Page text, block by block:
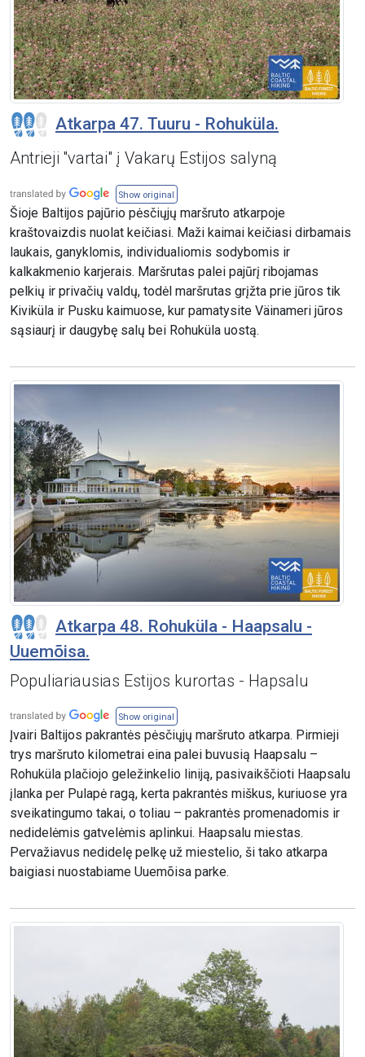
Atkarpa 47. Tuuru - Rohuküla.
Antrieji ''vartai" į Vakarų Estijos salyną
Show original
Šioje Baltijos pajūrio pėsčiųjų maršruto atkarpoje
kraštovaizdis nuolat keičiasi. Maži kaimai keičiasi dirbamais
laukais, ganyklomis, individualiomis sodybomis ir
kalkakmenio karjerais. Maršrutas palei pajūrį ribojamas
pelkių ir privačių valdų, todėl maršrutas grįžta prie jūros tik
Kiviküla ir Pusku kaimuose, kur pamatysite Väinameri jūros
sąsiaurį ir daugybę salų bei Rohuküla uostą.
Atkarpa 48. Rohuküla - Haapsalu -
Uuemõisa.
Populiariausias Estijos kurortas - Hapsalu
Show original
Įvairi Baltijos pakrantės pėsčiųjų maršruto atkarpa. Pirmieji
trys maršruto kilometrai eina palei buvusią Haapsalu –
Rohuküla plačiojo geležinkelio liniją, pasivaikščioti Haapsalu
įlanka per Pulapė ragą, kerta pakrantės miškus, kuriuose yra
sveikatingumo takai, o toliau – pakrantės promenadomis ir
nedidelėmis gatvelėmis aplinkui. Haapsalu miestas.
Pervažiavus nedidelę pelkę už miestelio, ši tako atkarpa
baigiasi nuostabiame Uuemõisa parke.